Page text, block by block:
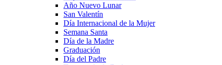
Año Nuevo Lunar
San Valentín
Día Internacional de la Mujer
Semana Santa
Día de la Madre
Graduación
Día del Padre